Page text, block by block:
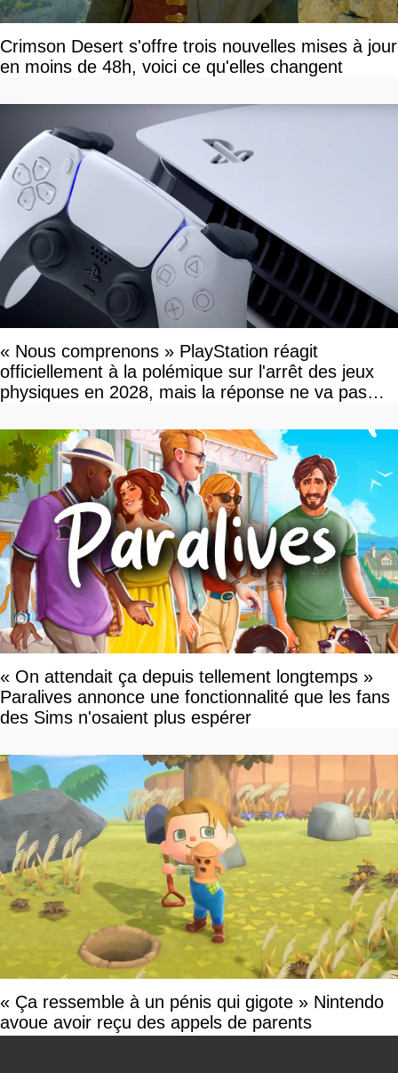
Crimson Desert s'offre trois nouvelles mises à jour
en moins de 48h, voici ce qu'elles changent
« Nous comprenons » PlayStation réagit
officiellement à la polémique sur l'arrêt des jeux
physiques en 2028, mais la réponse ne va pas
« On attendait ça depuis tellement longtemps »
Paralives annonce une fonctionnalité que les fans
des Sims n'osaient plus espérer
« Ça ressemble à un pénis qui gigote » Nintendo
avoue avoir reçu des appels de parents